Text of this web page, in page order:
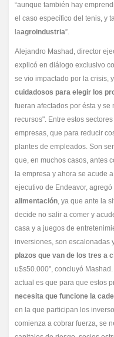
“aunque también hay
el caso específico del tenis, y
laagroindustria”.
Alejandro Mashad, director
explicó en diálogo exclusivo
se vio impactado por la crisis,
cuidadosos para elegir los
fueran afectados por ésta y
recursos". Entre estos
empresas, que para reducir
plantes de empleados. Son
que, en muchos casos, antes
la empresa y ahora se acude
ejecutivo de Endeavor, agregó
alimentación, ya que ante la
decide no salir a comer y
casa y a juegos de
inversiones, son escalonadas
plazos que van de los tres a
u$s50.000", concluyó
actual es que para que estos
necesita que funcione la
en la que participan los
comienza a cobrar fuerza, se